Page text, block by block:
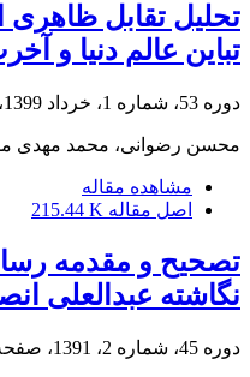
تحلیل تقابل
تباین عالم دنیا و
دوره 53، شماره 1، خرداد 1399، صفحه
محسن رضوانی، محمد مهدی
مشاهده مقاله
اصل مقاله 215.44 K
تصحیح و مقدمه
نگاشته عبدالعلی
دوره 45، شماره 2، 1391، صفحه